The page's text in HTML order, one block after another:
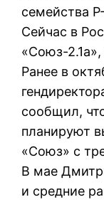
семейства
Сейчас в
«Союз-
Ранее в
сообщил,
планируют
«Союз» с
В мае
и средние